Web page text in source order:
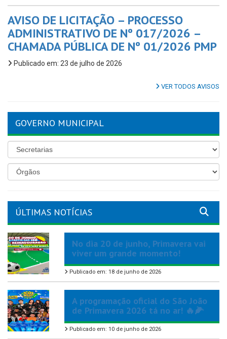
AVISO DE LICITAÇÃO – PROCESSO
ADMINISTRATIVO DE Nº 017/2026 –
CHAMADA PÚBLICA DE Nº 01/2026 PMP
Publicado em: 23 de julho de 2026
VER TODOS AVISOS
GOVERNO MUNICIPAL
ÚLTIMAS NOTÍCIAS
No dia 20 de junho, Primavera vai
viver um grande momento!
Publicado em: 18 de junho de 2026
A programação oficial do São João
de Primavera 2026 tá no ar! 🔥🌽
Publicado em: 10 de junho de 2026